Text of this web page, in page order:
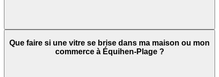
Que faire si une vitre se brise dans ma maison ou mon
commerce à Équihen-Plage ?